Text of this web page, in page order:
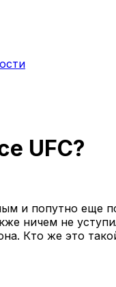
UFC?
и попутно еще
ничем не
Кто же это